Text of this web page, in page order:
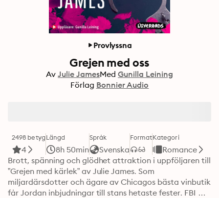
Provlyssna
Grejen med oss
Av Julie JamesMed Gunilla Leining
Förlag Bonnier Audio
2498 betyg
4
Längd
8h 50min
Språk
Svenska
FormatKategori
Romance
Brott, spänning och glödhet attraktion i uppföljaren till
”Grejen med kärlek” av Julie James. Som
miljardärsdotter och ägare av Chicagos bästa vinbutik
får Jordan inbjudningar till stans hetaste fester. FBI